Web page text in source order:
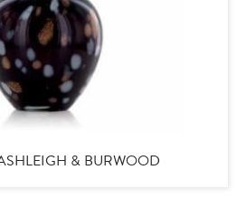
& BURWOOD